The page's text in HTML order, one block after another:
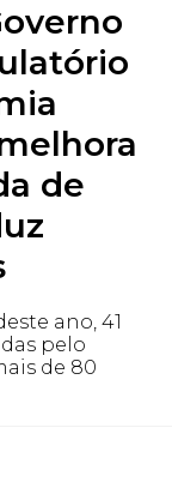
de
ano, 41
pelo
de 80